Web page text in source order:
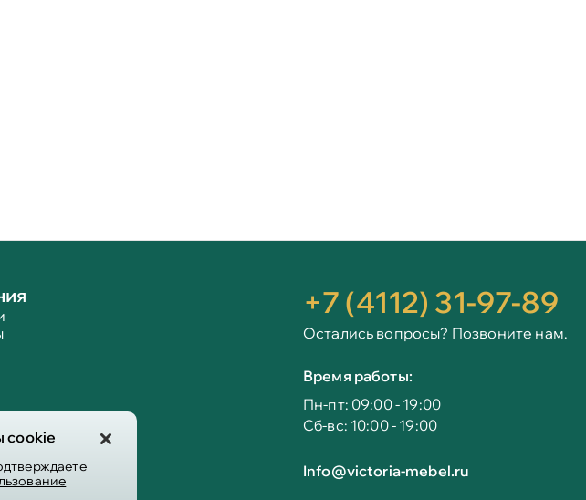
cookie
+7 (4112) 31-97-89
Остались вопросы? Позвоните нам.
Время работы:
Пн-пт: 09:00 - 19:00
Сб-вс: 10:00 - 19:00
Info@victoria-mebel.ru